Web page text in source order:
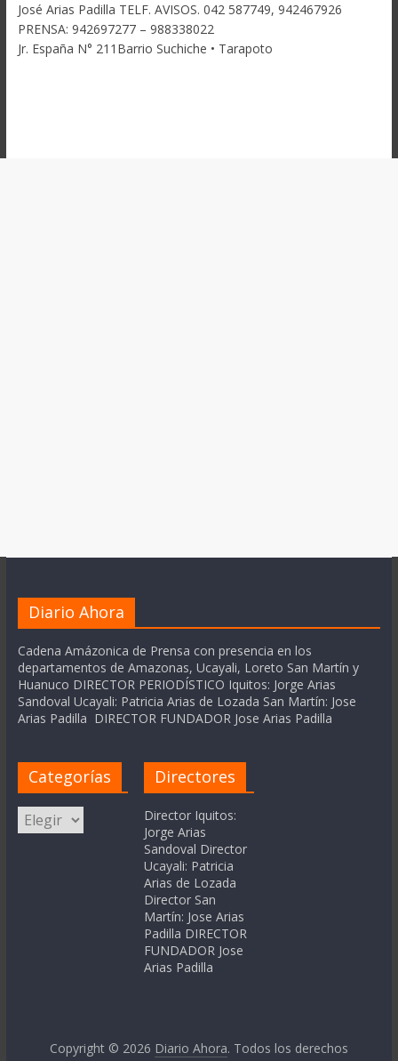
José Arias Padilla TELF. AVISOS. 042 587749, 942467926
PRENSA: 942697277 – 988338022
Jr. España N° 211Barrio Suchiche • Tarapoto
Diario Ahora
Cadena Amázonica de Prensa con presencia en los
departamentos de Amazonas, Ucayali, Loreto San Martín y
Huanuco DIRECTOR PERIODÍSTICO Iquitos: Jorge Arias
Sandoval Ucayali: Patricia Arias de Lozada San Martín: Jose
Arias Padilla DIRECTOR FUNDADOR Jose Arias Padilla
Categorías
Categorías
Directores
Director Iquitos:
Jorge Arias
Sandoval Director
Ucayali: Patricia
Arias de Lozada
Director San
Martín: Jose Arias
Padilla DIRECTOR
FUNDADOR Jose
Arias Padilla
Copyright © 2026 Diario Ahora. Todos los derechos